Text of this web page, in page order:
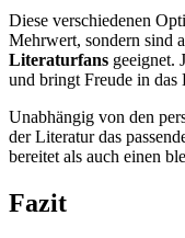
Diese verschiedenen
Mehrwert, sondern sind
Literaturfans geeignet.
und bringt Freude in das
Unabhängig von den
der Literatur das
bereitet als auch einen
Fazit